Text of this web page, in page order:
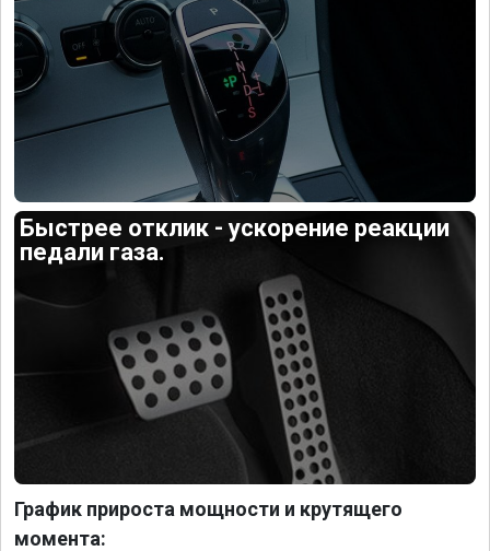
Быстрее отклик - ускорение реакции
педали газа.
График прироста мощности и крутящего
момента: